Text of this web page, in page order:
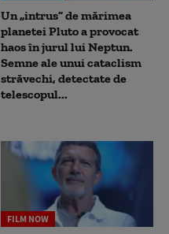
Un „intrus” de mărimea
planetei Pluto a provocat
haos în jurul lui Neptun.
Semne ale unui cataclism
străvechi, detectate de
telescopul...
FILM NOW